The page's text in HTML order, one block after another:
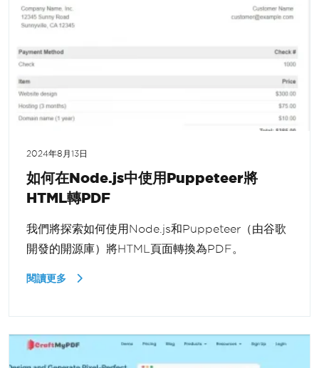
2024年8月13日
如何在Node.js中使用Puppeteer將
HTML轉PDF
我們將探索如何使用Node.js和Puppeteer（由谷歌
開發的開源庫）將HTML頁面轉換為PDF。
閱讀更多